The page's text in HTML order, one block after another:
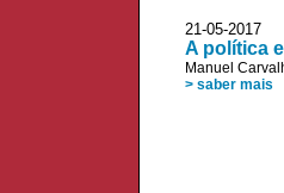
21-05-2017
A política
Manuel
> saber mais